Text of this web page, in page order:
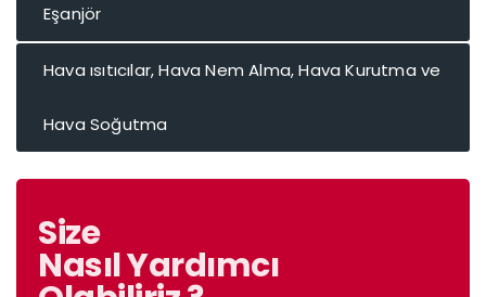
Eşanjör
Hava ısıtıcılar, Hava Nem Alma, Hava Kurutma ve
Hava Soğutma
Size
Nasıl Yardımcı